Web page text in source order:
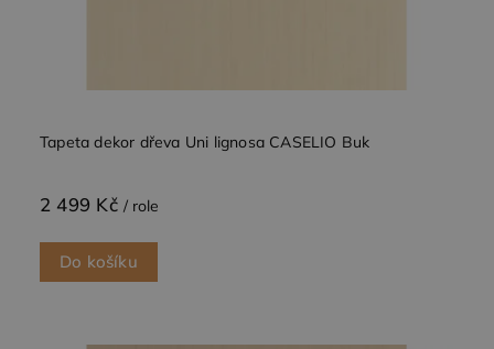
Tapeta dekor dřeva Uni lignosa CASELIO Buk
2 499 Kč / role
Do košíku